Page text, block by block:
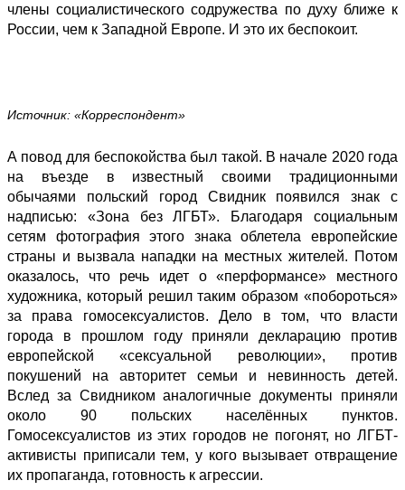
члены социалистического содружества по духу ближе к
России, чем к Западной Европе. И это их беспокоит.
Источник: «Корреспондент»
А повод для беспокойства был такой. В начале 2020 года
на въезде в известный своими традиционными
обычаями польский город Свидник появился знак с
надписью: «Зона без ЛГБТ». Благодаря социальным
сетям фотография этого знака облетела европейские
страны и вызвала нападки на местных жителей. Потом
оказалось, что речь идет о «перформансе» местного
художника, который решил таким образом «побороться»
за права гомосексуалистов. Дело в том, что власти
города в прошлом году приняли декларацию против
европейской «сексуальной революции», против
покушений на авторитет семьи и невинность детей.
Вслед за Свидником аналогичные документы приняли
около 90 польских населённых пунктов.
Гомосексуалистов из этих городов не погонят, но ЛГБТ-
активисты приписали тем, у кого вызывает отвращение
их пропаганда, готовность к агрессии.